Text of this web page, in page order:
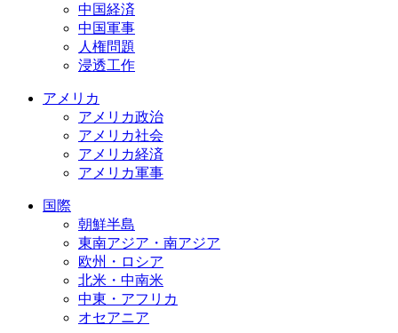
中国経済
中国軍事
人権問題
浸透工作
アメリカ
アメリカ政治
アメリカ社会
アメリカ経済
アメリカ軍事
国際
朝鮮半島
東南アジア・南アジア
欧州・ロシア
北米・中南米
中東・アフリカ
オセアニア